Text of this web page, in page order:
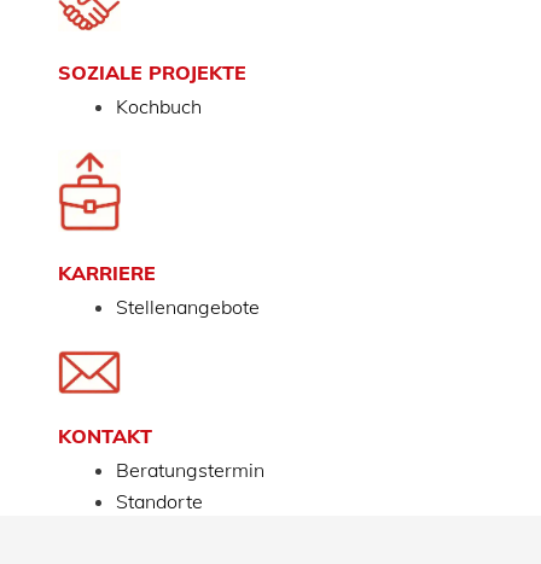
SOZIALE PROJEKTE
Kochbuch
KARRIERE
Stellenangebote
KONTAKT
Beratungstermin
Standorte